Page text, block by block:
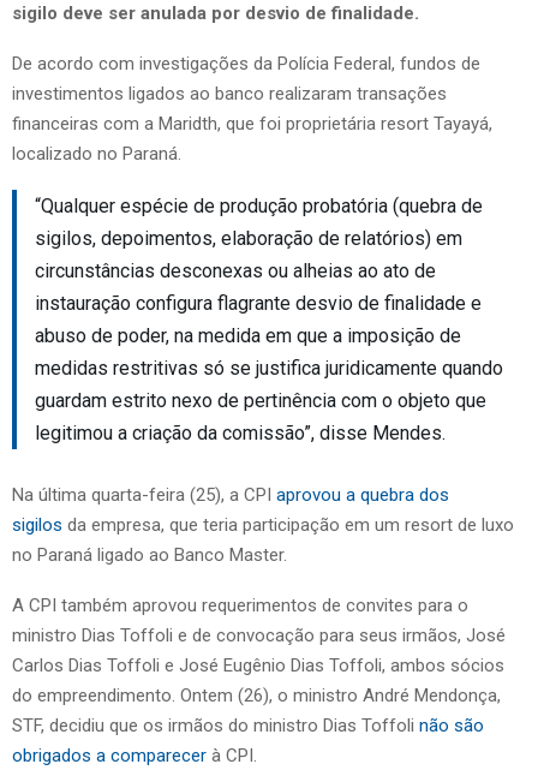
sigilo deve ser anulada por desvio de finalidade.
De acordo com investigações da Polícia Federal, fundos de
investimentos ligados ao banco realizaram transações
financeiras com a Maridth, que foi proprietária resort Tayayá,
localizado no Paraná.
“Qualquer espécie de produção probatória (quebra de
sigilos, depoimentos, elaboração de relatórios) em
circunstâncias desconexas ou alheias ao ato de
instauração configura flagrante desvio de finalidade e
abuso de poder, na medida em que a imposição de
medidas restritivas só se justifica juridicamente quando
guardam estrito nexo de pertinência com o objeto que
legitimou a criação da comissão”, disse Mendes.
Na última quarta-feira (25), a CPI aprovou a quebra dos
sigilos da empresa, que teria participação em um resort de luxo
no Paraná ligado ao Banco Master.
A CPI também aprovou requerimentos de convites para o
ministro Dias Toffoli e de convocação para seus irmãos, José
Carlos Dias Toffoli e José Eugênio Dias Toffoli, ambos sócios
do empreendimento. Ontem (26), o ministro André Mendonça,
STF, decidiu que os irmãos do ministro Dias Toffoli não são
obrigados a comparecer à CPI.